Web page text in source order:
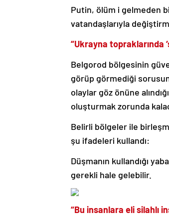
Putin, ölüm i gelmeden
vatandaşlarıyla
“Ukrayna topraklarında
Belgorod bölgesinin
görüp görmediği
olaylar göz önüne
oluşturmak zorunda
Belirli bölgeler ile
şu ifadeleri kullandı:
Düşmanın kullandığı
gerekli hale gelebilir.
“Bu insanlara eli silahlı